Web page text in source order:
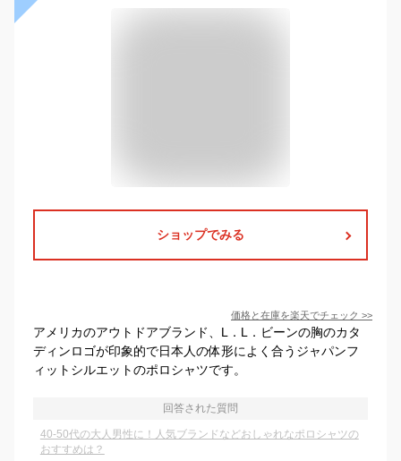
ショップでみる
価格と在庫を楽天でチェック >>
アメリカのアウトドアブランド、L．L．ビーンの胸のカタ
ディンロゴが印象的で日本人の体形によく合うジャパンフ
ィットシルエットのポロシャツです。
回答された質問
40-50代の大人男性に！人気ブランドなどおしゃれなポロシャツの
おすすめは？